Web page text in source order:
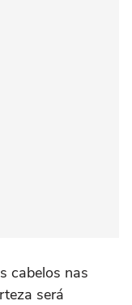
cabelos nas
será